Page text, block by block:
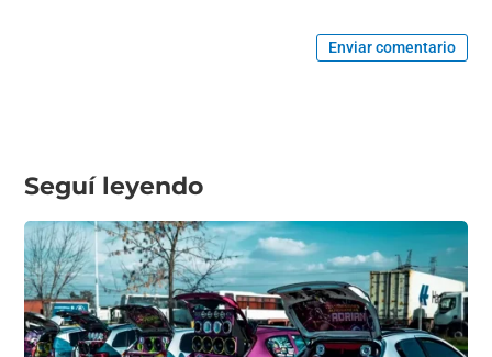
Enviar comentario
Seguí leyendo